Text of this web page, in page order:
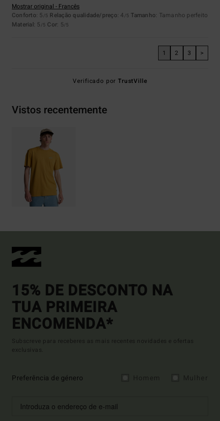
Mostrar original - Francês
Conforto: 5 /5 Relação qualidade/preço: 4 /5 Tamanho: Tamanho perfeito
Material: 5 /5 Cor: 5/5
1 2 3 >
Verificado porTrustVille
Vistos recentemente
15% DE DESCONTO NA
TUA PRIMEIRA
ENCOMENDA*
Subscreve para receberes as mais recentes novidades e ofertas
exclusivas.
Preferência de género